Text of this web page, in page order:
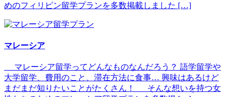
めのフィリピン留学プランを多数掲載しました […]
マレーシア
マレーシア留学ってどんなものなんだろう？ 語学留学や
大学留学、費用のこと、滞在方法に食事… 興味はあるけど
まだまだ知りたいことがたくさん！ そんな想いを持つ女